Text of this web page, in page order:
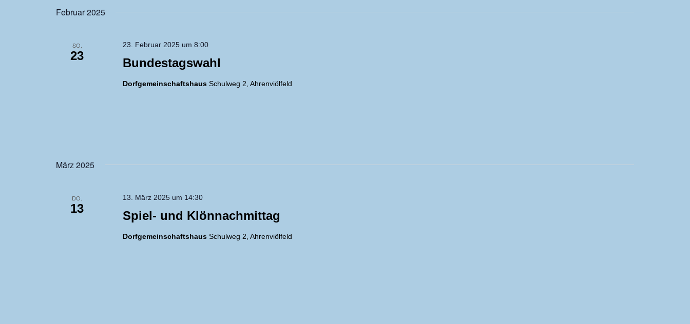
Februar 2025
SO.
23
Bundestagswahl
23. Februar 2025 um 8:00
DorfgemeinschaftshausSchulweg 2, Ahrenviölfeld
März 2025
DO.
13
Spiel- und Klönnachmittag
13. März 2025 um 14:30
DorfgemeinschaftshausSchulweg 2, Ahrenviölfeld